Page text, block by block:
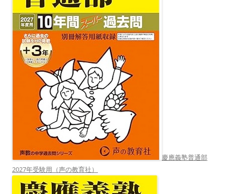
慶應義塾普通部
2027年受験用（声の教育社）